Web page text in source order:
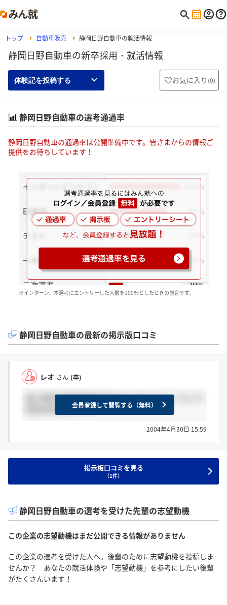
トップ 自動車販売 静岡日野自動車の就活情報
静岡日野自動車の新卒採用・就活情報
体験記を投稿する お気に入り (0)
静岡日野自動車の選考通過率
静岡日野自動車の通過率は公開準備中です。皆さまからの情報ご
提供をお待ちしています！
※インターン、本選考にエントリーした人数を100％としたときの割合です。
静岡日野自動車の最新の掲示版口コミ
レオ さん (卒)
誰か静岡日野自動車志望の方いませんか？ いろいろ
情報交換しましょう。会員登録して閲覧する（無料）
2004年4月30日 15:59
掲示板口コミを見る
（1件）
静岡日野自動車の選考を受けた先輩の志望動機
この企業の志望動機はまだ公開できる情報がありません
この企業の選考を受けた人へ。後輩のために志望動機を投稿しま
せんか？ あなたの就活体験や「志望動機」を参考にしたい後輩
がたくさんいます！